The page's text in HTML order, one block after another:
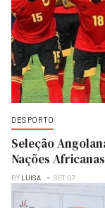
DESPORTO
Seleção
Nações Africanas
BY LUISA SET 07